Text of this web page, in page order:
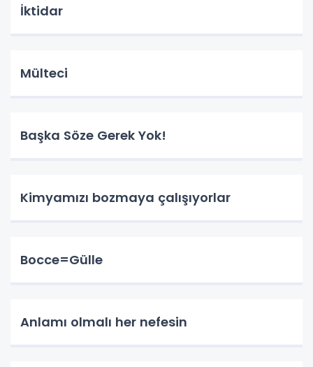
İktidar
Mülteci
Başka Söze Gerek Yok!
Kimyamızı bozmaya çalışıyorlar
Bocce=Gülle
Anlamı olmalı her nefesin